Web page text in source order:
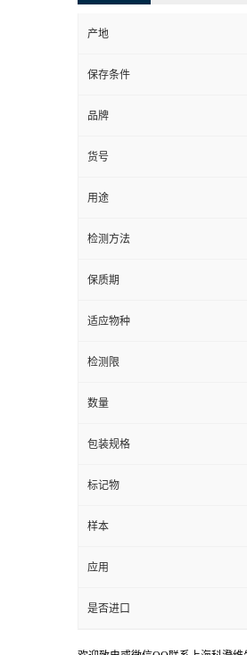
产地
保存条件
品牌
货号
用途
检测方法
保质期
适应物种
检测限
数量
包装规格
标记物
样本
应用
是否进口